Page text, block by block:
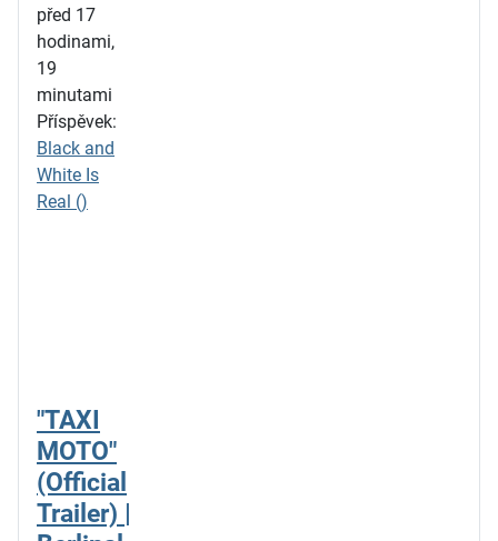
před 17
hodinami,
19
minutami
Příspěvek:
Black and
White Is
Real ()
"TAXI
MOTO"
(Official
Trailer) |